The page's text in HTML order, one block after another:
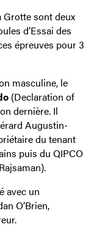
Grotte sont deux
d’Essai des
épreuves pour 3
masculine, le
(Declaration of
dernière. Il
Augustin-
du tenant
puis du QIPCO
avec un
O’Brien,